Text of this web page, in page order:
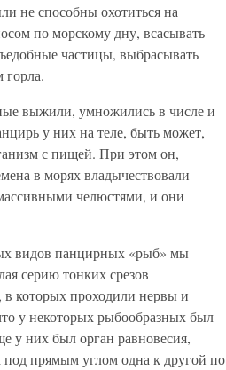
не способны охотиться на
по морскому дну, всасывать
частицы, выбрасывать
горла.
выжили, умножились в числе и
у них на теле, быть может,
с пищей. При этом он,
в морях владычествовали
челюстями, и они
видов панцирных «рыб» мы
серию тонких срезов
в которых проходили нервы и
у некоторых рыбообразных был
у них был орган равновесия,
прямым углом одна к другой по